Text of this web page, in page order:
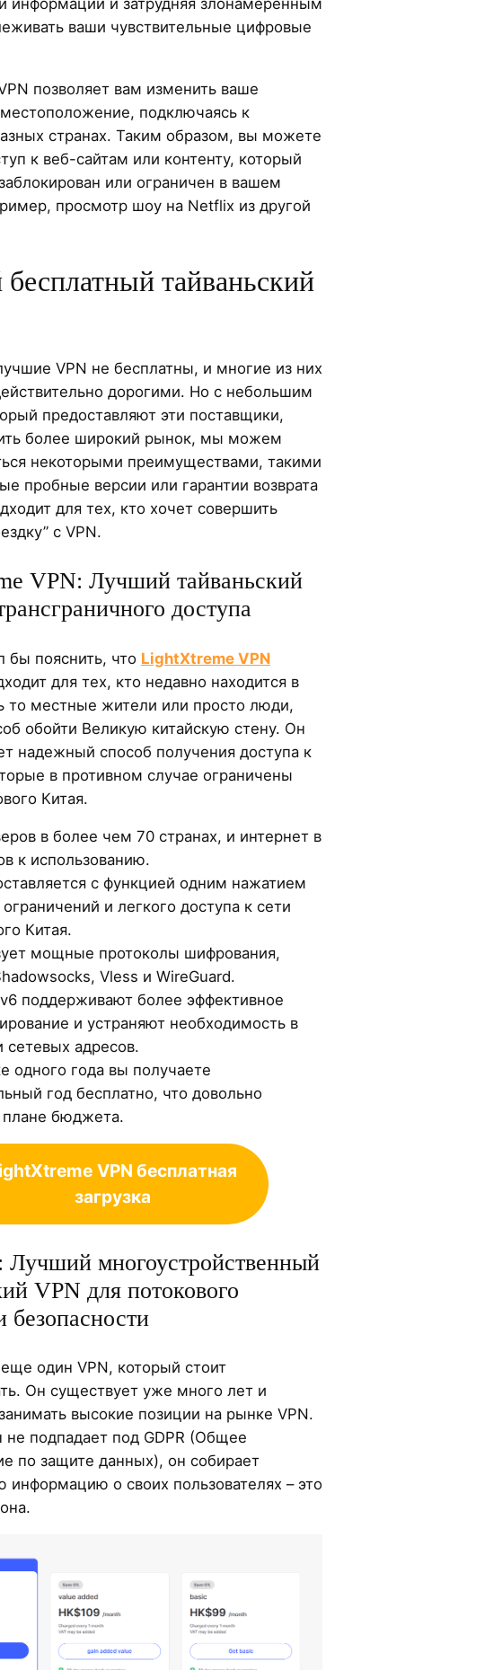
ваши чувствительные цифровые
позволяет вам изменить ваше
подключаясь к
странах. Таким образом, вы можете
к веб-сайтам или контенту, который
или ограничен в вашем
просмотр шоу на Netflix из другой
тайваньский
VPN не бесплатны, и многие из них
дорогими. Но с небольшим
предоставляют эти поставщики,
более широкий рынок, мы можем
некоторыми преимуществами, такими
пробные версии или гарантии возврата
для тех, кто хочет совершить
с VPN.
VPN: Лучший тайваньский
доступа
бы пояснить, что LightXtreme VPN
для тех, кто недавно находится в
то местные жители или просто люди,
обойти Великую китайскую стену. Он
надежный способ получения доступа к
в противном случае ограничены
Китая.
в более чем 70 странах, и интернет в
к использованию.
с функцией одним нажатием
и легкого доступа к сети
Китая.
мощные протоколы шифрования,
Vless и WireGuard.
поддерживают более эффективное
и устраняют необходимость в
сетевых адресов.
одного года вы получаете
год бесплатно, что довольно
плане бюджета.
VPN бесплатная
загрузка
Лучший многоустройственный
VPN для потокового
безопасности
один VPN, который стоит
Он существует уже много лет и
высокие позиции на рынке VPN.
не подпадает под GDPR (Общее
по защите данных), он собирает
информацию о своих пользователях – это